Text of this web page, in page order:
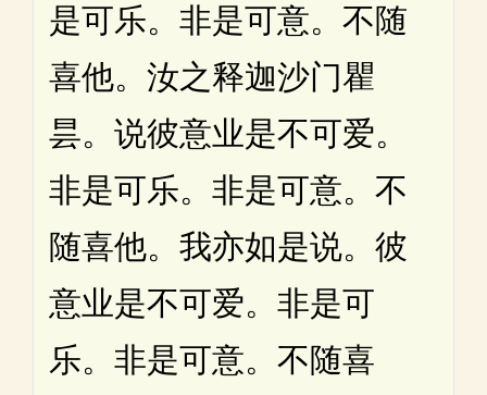
是可乐。非是可意。不随
喜他。汝之释迦沙门瞿
昙。说彼意业是不可爱。
非是可乐。非是可意。不
随喜他。我亦如是说。彼
意业是不可爱。非是可
乐。非是可意。不随喜